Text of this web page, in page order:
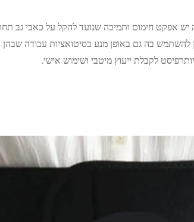
יש אפקט חימום ותמיכה שנועד להקל על כאבי גב
להשתמש בה גם באופן מנע בסיטואציות עבודה שבהן
לקבלת ייעוץ מיטבי ושימוש אישי.